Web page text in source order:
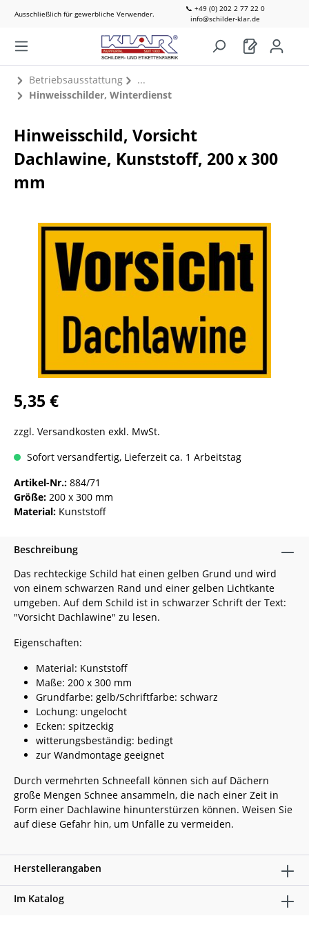
Ausschließlich für gewerbliche Verwender.
📞 +49 (0) 202 2 77 22 0
info@schilder-klar.de
Betriebsausstattung
Hinweisschilder, Winterdienst
Hinweisschild, Vorsicht
Dachlawine, Kunststoff, 200 x 300
mm
5,35 €
zzgl. Versandkosten exkl. MwSt.
Sofort versandfertig, Lieferzeit ca. 1 Arbeitstag
Artikel-Nr.: 884/71
Größe: 200 x 300 mm
Material: Kunststoff
Beschreibung
Das rechteckige Schild hat einen gelben Grund und wird
von einem schwarzen Rand und einer gelben Lichtkante
umgeben. Auf dem Schild ist in schwarzer Schrift der Text:
"Vorsicht Dachlawine" zu lesen.
Eigenschaften:
Material: Kunststoff
Maße: 200 x 300 mm
Grundfarbe: gelb/Schriftfarbe: schwarz
Lochung: ungelocht
Ecken: spitzeckig
witterungsbeständig: bedingt
zur Wandmontage geeignet
Durch vermehrten Schneefall können sich auf Dächern
große Mengen Schnee ansammeln, die nach einer Zeit in
Form einer Dachlawine hinunterstürzen können. Weisen Sie
auf diese Gefahr hin, um Unfälle zu vermeiden.
Herstellerangaben
Im Katalog